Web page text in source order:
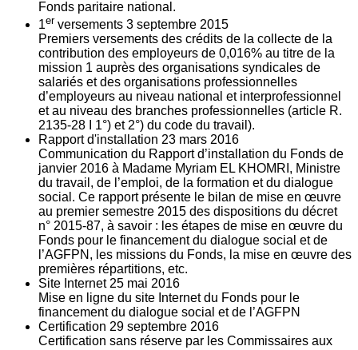
Fonds paritaire national.
1er versements 3 septembre 2015
Premiers versements des crédits de la collecte de la
contribution des employeurs de 0,016% au titre de la
mission 1 auprès des organisations syndicales de
salariés et des organisations professionnelles
d’employeurs au niveau national et interprofessionnel
et au niveau des branches professionnelles (article R.
2135‐28 I 1°) et 2°) du code du travail).
Rapport d'installation 23 mars 2016
Communication du Rapport d’installation du Fonds de
janvier 2016 à Madame Myriam EL KHOMRI, Ministre
du travail, de l’emploi, de la formation et du dialogue
social. Ce rapport présente le bilan de mise en œuvre
au premier semestre 2015 des dispositions du décret
n° 2015-87, à savoir : les étapes de mise en œuvre du
Fonds pour le financement du dialogue social et de
l’AGFPN, les missions du Fonds, la mise en œuvre des
premières répartitions, etc.
Site Internet 25 mai 2016
Mise en ligne du site Internet du Fonds pour le
financement du dialogue social et de l’AGFPN
Certification 29 septembre 2016
Certification sans réserve par les Commissaires aux